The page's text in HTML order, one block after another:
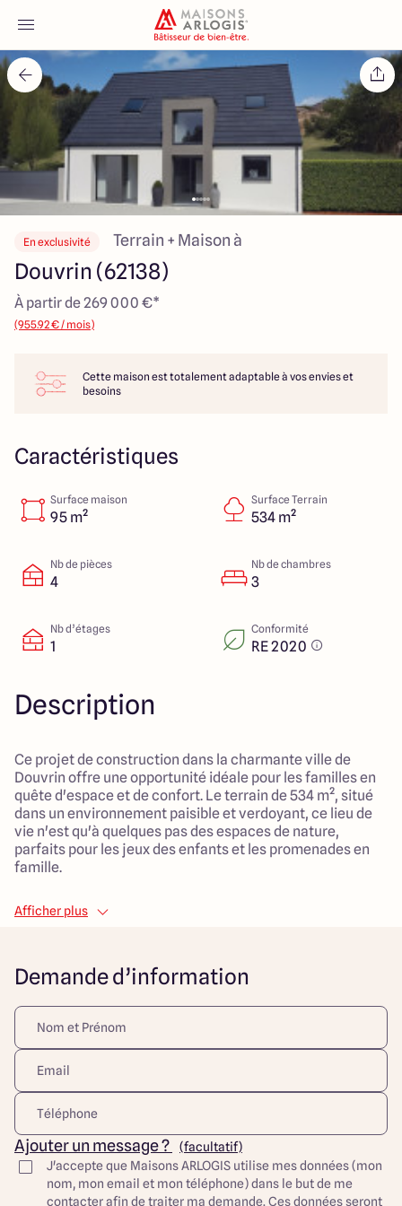
Accueil
Nos maisons
Nos annonces
Votre projet
Qui sommes-nous
Maisons ARLOGIS Nord
4.4 4.8
En exclusivité Terrain + Maison à
Douvrin (62138)
À partir de 269 000 €*
(955.92 € / mois)
Cette maison est totalement adaptable à vos envies et
besoins
Caractéristiques
Surface maison
95 m²
Surface Terrain
534 m²
Nb de pièces
4
Nb de chambres
3
Nb d’étages
1
Conformité
RE 2020
Description
Ce projet de construction dans la charmante ville de
Douvrin offre une opportunité idéale pour les familles en
quête d'espace et de confort. Le terrain de 534 m², situé
dans un environnement paisible et verdoyant, ce lieu de
vie n'est qu'à quelques pas des espaces de nature,
parfaits pour les jeux des enfants et les promenades en
famille.
La future maison se déploiera sur 95 m² et sera conçue
pour vous offrir un cadre de vie agréable et moderne.
38 m² sera le cœur chaleureux de votre foyer, où vous
proches. Projet personnalisable.
Ce projet de construction n'attend plus que vous pour
prendre vie dans ce cadre idyllique propice à
l'épanouissement familial. Investissez dans un lieu où
chaque membre de la famille pourra trouver son bonheur.
Découvrez toutes nos offres et réalisations ARLOGIS sur
notre site Internet. Visuel d'illustration. Le modèle est
totalement adaptable à vos envies et besoins et
personnalisable grâce à de nombreuses options de
Afficher plus
Demande d’information
Ajouter un message ?
(facultatif)
J'accepte que Maisons ARLOGIS utilise mes données (mon
nom, mon email et mon téléphone) dans le but de me
contacter afin de traiter ma demande. Ces données seront